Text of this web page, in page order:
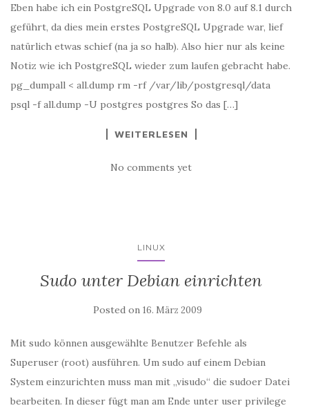
Eben habe ich ein PostgreSQL Upgrade von 8.0 auf 8.1 durch
geführt, da dies mein erstes PostgreSQL Upgrade war, lief
natürlich etwas schief (na ja so halb). Also hier nur als keine
Notiz wie ich PostgreSQL wieder zum laufen gebracht habe.
pg_dumpall < all.dump rm -rf /var/lib/postgresql/data
psql -f all.dump -U postgres postgres So das […]
WEITERLESEN
No comments yet
LINUX
Sudo unter Debian einrichten
Posted on 16. März 2009
Mit sudo können ausgewählte Benutzer Befehle als
Superuser (root) ausführen. Um sudo auf einem Debian
System einzurichten muss man mit „visudo“ die sudoer Datei
bearbeiten. In dieser fügt man am Ende unter user privilege